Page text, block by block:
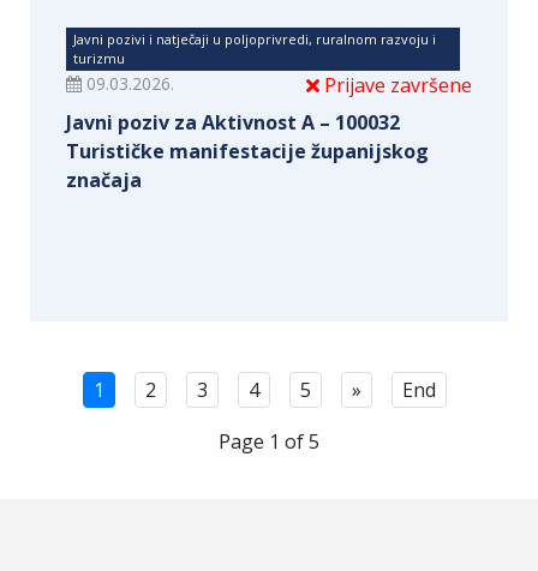
Javni pozivi i natječaji u poljoprivredi, ruralnom razvoju i
turizmu
Prijave završene
09.03.2026.
Javni poziv za Aktivnost A – 100032
Turističke manifestacije županijskog
značaja
1 2 3 4 5 »
End
Page 1 of 5